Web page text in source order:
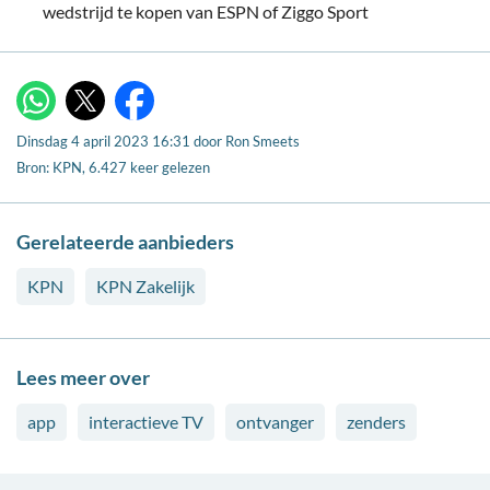
wedstrijd te kopen van ESPN of Ziggo Sport
WhatsApp
X Facebook
Dinsdag 4 april 2023 16:31 door Ron Smeets
Bron: KPN, 6.427 keer gelezen
Gerelateerde aanbieders
KPN KPN Zakelijk
Lees meer over
app interactieve TV ontvanger zenders